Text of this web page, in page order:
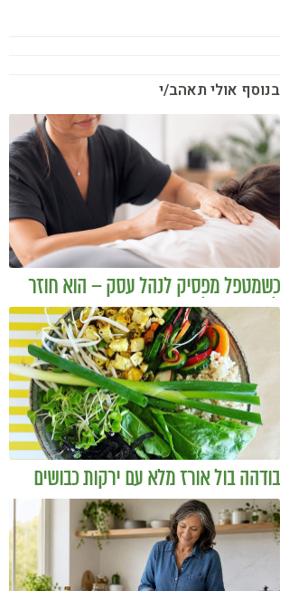
בנוסף אולי תאהב/י
כשמטפל מפסיק לנהל עסק – הוא חוזר
להיות מטפל
בודהה בול אורז מלא עם ירקות כבושים
ומקושקשת טופו